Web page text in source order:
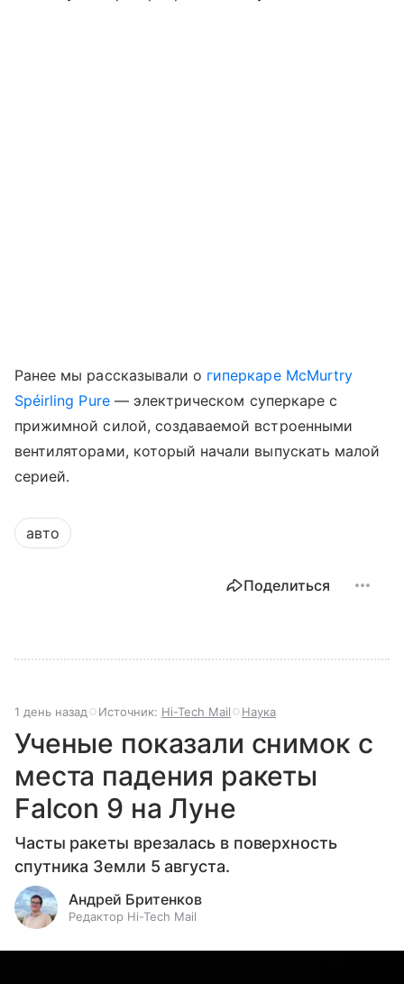
Ранее мы рассказывали о гиперкаре McMurtry
Spéirling Pure— электрическом суперкаре с
прижимной силой, создаваемой встроенными
вентиляторами, который начали выпускать малой
серией.
авто
Поделиться
1 день назад Источник: Hi-Tech Mail Наука
Ученые показали снимок с
места падения ракеты
Falcon 9 на Луне
Часты ракеты врезалась в поверхность
спутника Земли 5 августа.
Андрей Бритенков
Редактор Hi-Tech Mail